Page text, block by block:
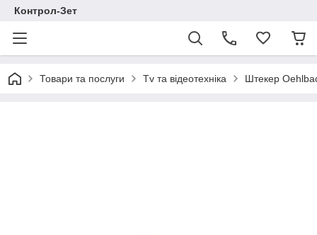
Контрол-Зет
Товари та послуги Tv та відеотехніка Штекер